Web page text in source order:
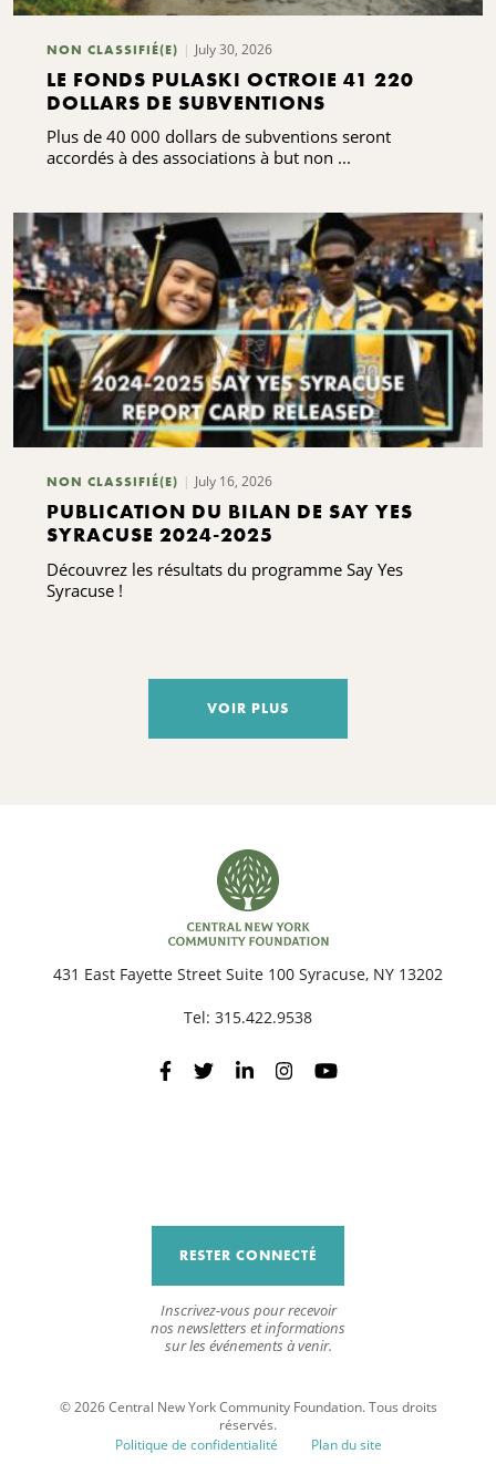
NON CLASSIFIÉ(E) July 30, 2026
LE FONDS PULASKI OCTROIE 41 220
DOLLARS DE SUBVENTIONS
Plus de 40 000 dollars de subventions seront
accordés à des associations à but non ...
NON CLASSIFIÉ(E) July 16, 2026
PUBLICATION DU BILAN DE SAY YES
SYRACUSE 2024-2025
Découvrez les résultats du programme Say Yes
Syracuse !
VOIR PLUS
431 East Fayette Street Suite 100 Syracuse, NY 13202
Tel: 315.422.9538
RESTER CONNECTÉ
Inscrivez-vous pour recevoir
nos newsletters et informations
sur les événements à venir.
© 2026 Central New York Community Foundation. Tous droits
réservés.
Politique de confidentialité
Plan du site